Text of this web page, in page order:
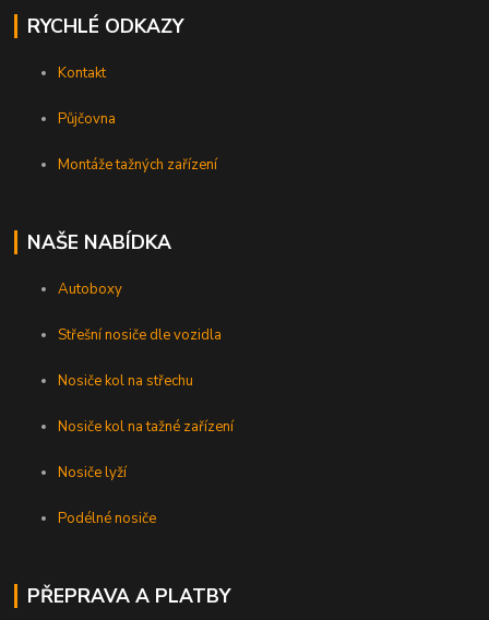
RYCHLÉ ODKAZY
Kontakt
Půjčovna
Montáže tažných zařízení
NAŠE NABÍDKA
Autoboxy
Střešní nosiče dle vozidla
Nosiče kol na střechu
Nosiče kol na tažné zařízení
Nosiče lyží
Podélné nosiče
PŘEPRAVA A PLATBY